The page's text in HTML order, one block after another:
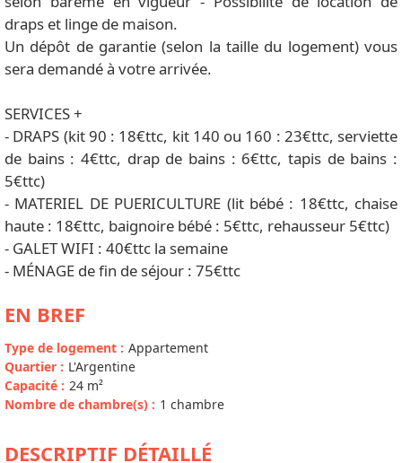
draps et linge de maison.
Un dépôt de garantie (selon la taille du logement) vous
sera demandé à votre arrivée.
SERVICES +
- DRAPS (kit 90 : 18€ttc, kit 140 ou 160 : 23€ttc, serviette
de bains : 4€ttc, drap de bains : 6€ttc, tapis de bains :
5€ttc)
- MATERIEL DE PUERICULTURE (lit bébé : 18€ttc, chaise
haute : 18€ttc, baignoire bébé : 5€ttc, rehausseur 5€ttc)
- GALET WIFI : 40€ttc la semaine
- MÉNAGE de fin de séjour : 75€ttc
EN BREF
Type de logement : Appartement
Quartier : L'Argentine
Capacité : 24 m²
Nombre de chambre(s) : 1 chambre
DESCRIPTIF DÉTAILLÉ